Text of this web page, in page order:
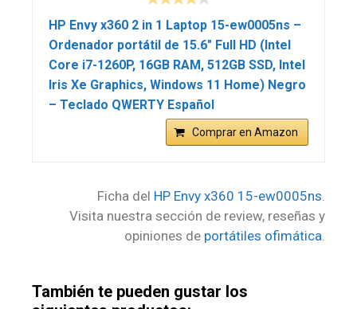
HP Envy x360 2 in 1 Laptop 15-ew0005ns –
Ordenador portátil de 15.6″ Full HD (Intel
Core i7-1260P, 16GB RAM, 512GB SSD, Intel
Iris Xe Graphics, Windows 11 Home) Negro
– Teclado QWERTY Español
Comprar en Amazon
Ficha del HP Envy x360 15-ew0005ns
Visita nuestra sección de review, reseñas y
opiniones de portátiles ofimática
También te pueden gustar los